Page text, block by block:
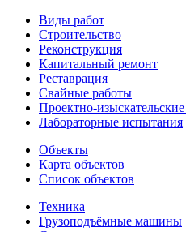
Виды работ
Строительство
Реконструкция
Капитальный ремонт
Реставрация
Свайные работы
Проектно-
Лабораторные испытания
Объекты
Карта объектов
Список объектов
Техника
Грузоподъёмные машины